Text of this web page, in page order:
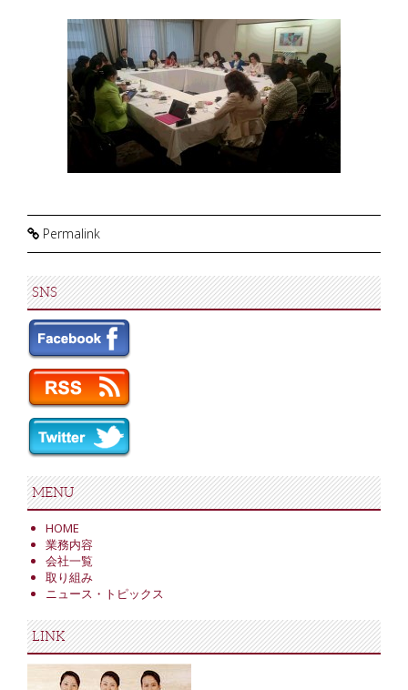
Permalink
SNS
MENU
HOME
業務内容
会社一覧
取り組み
ニュース・トピックス
LINK